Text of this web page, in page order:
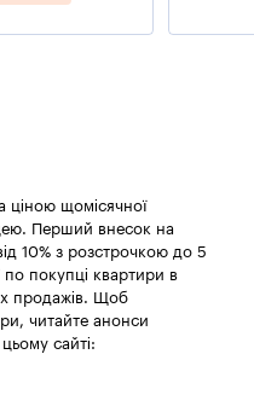
ціною щомісячної
Перший внесок на
10% з розстрочкою до 5
по покупці квартири в
продажів. Щоб
читайте анонси
сайті: